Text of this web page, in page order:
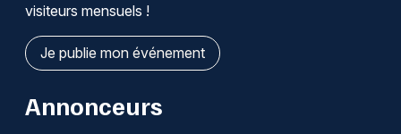
visiteurs mensuels !
Je publie mon événement
Annonceurs